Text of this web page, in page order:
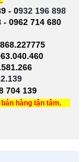
- 0932 196 898
- 0962 714 680
704 139
hàng tận tâm.